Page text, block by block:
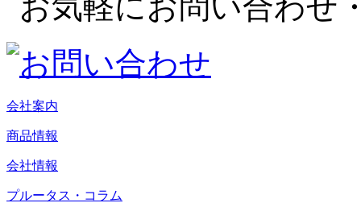
会社案内
商品情報
会社情報
プルータス・コラム